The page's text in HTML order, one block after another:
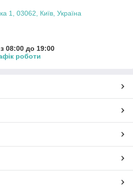
1, 03062, Київ, Україна
08:00 до 19:00
роботи